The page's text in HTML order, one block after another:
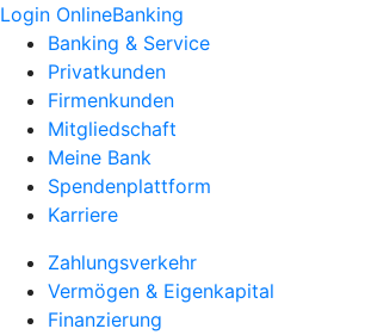
Login OnlineBanking
Banking & Service
Privatkunden
Firmenkunden
Mitgliedschaft
Meine Bank
Spendenplattform
Karriere
Zahlungsverkehr
Vermögen & Eigenkapital
Finanzierung